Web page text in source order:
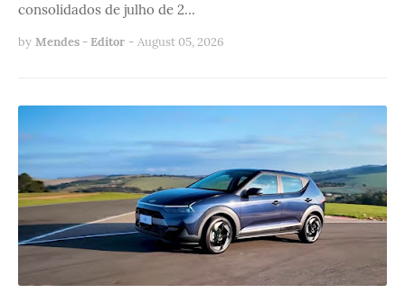
consolidados de julho de 2…
by Mendes - Editor - August 05, 2026